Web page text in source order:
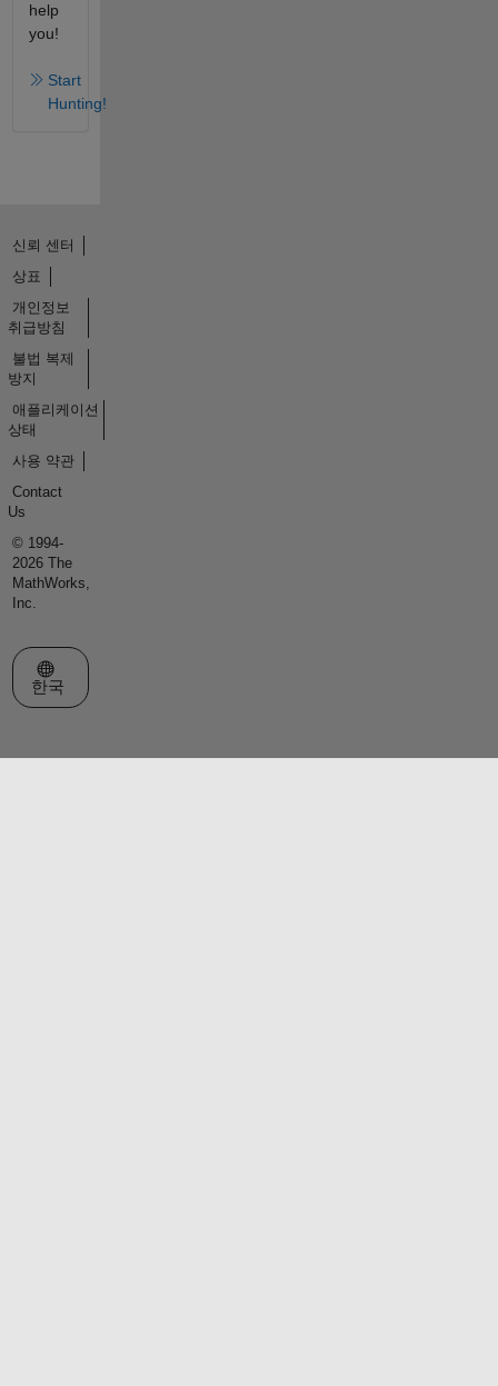
help
you!
Start
Hunting!
신뢰 센터
상표
개인정보
취급방침
불법 복제
방지
애플리케이션
상태
사용 약관
Contact
Us
© 1994-
2026 The
MathWorks,
Inc.
웹사이트 선택
한국